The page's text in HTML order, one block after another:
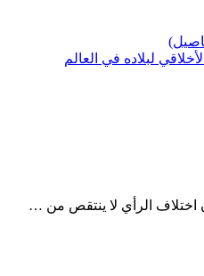
لبلاده في العالم
اختلاف الرأي لا ينتقص من …